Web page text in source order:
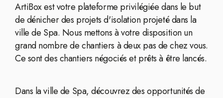
ArtiBox est votre plateforme privilégiée dans le but
de dénicher des projets d'isolation projeté dans la
ville de Spa. Nous mettons à votre disposition un
grand nombre de chantiers à deux pas de chez vous.
Ce sont des chantiers négociés et prêts à être lancés.
Dans la ville de Spa, découvrez des opportunités de